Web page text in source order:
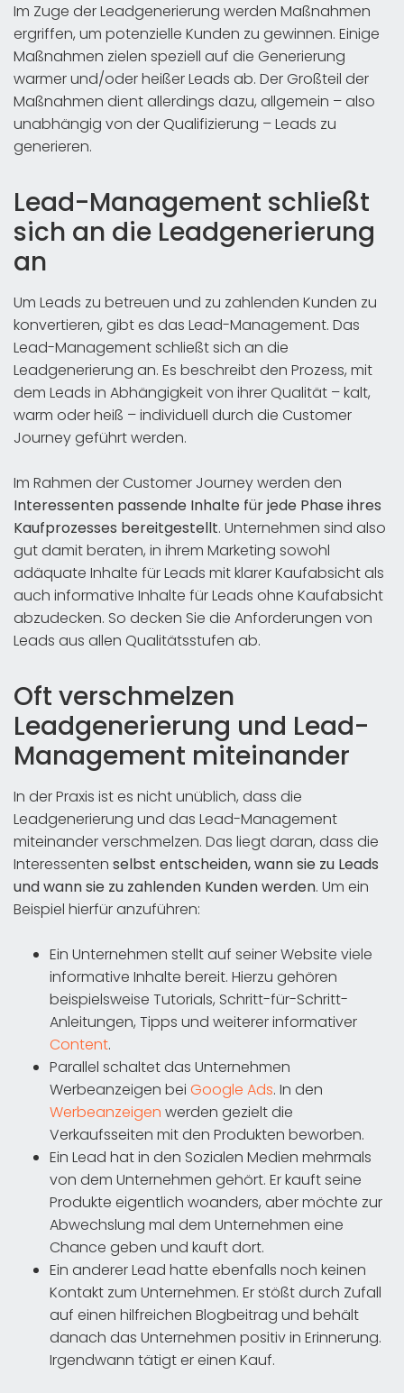
Im Zuge der Leadgenerierung werden Maßnahmen
ergriffen, um potenzielle Kunden zu gewinnen. Einige
Maßnahmen zielen speziell auf die Generierung
warmer und/oder heißer Leads ab. Der Großteil der
Maßnahmen dient allerdings dazu, allgemein – also
unabhängig von der Qualifizierung – Leads zu
generieren.
Lead-Management schließt
sich an die Leadgenerierung
an
Um Leads zu betreuen und zu zahlenden Kunden zu
konvertieren, gibt es das Lead-Management. Das
Lead-Management schließt sich an die
Leadgenerierung an. Es beschreibt den Prozess, mit
dem Leads in Abhängigkeit von ihrer Qualität – kalt,
warm oder heiß – individuell durch die Customer
Journey geführt werden.
Im Rahmen der Customer Journey werden den
Interessenten passende Inhalte für jede Phase ihres
Kaufprozesses bereitgestellt. Unternehmen sind also
gut damit beraten, in ihrem Marketing sowohl
adäquate Inhalte für Leads mit klarer Kaufabsicht als
auch informative Inhalte für Leads ohne Kaufabsicht
abzudecken. So decken Sie die Anforderungen von
Leads aus allen Qualitätsstufen ab.
Oft verschmelzen
Leadgenerierung und Lead-
Management miteinander
In der Praxis ist es nicht unüblich, dass die
Leadgenerierung und das Lead-Management
miteinander verschmelzen. Das liegt daran, dass die
Interessenten selbst entscheiden, wann sie zu Leads
und wann sie zu zahlenden Kunden werden. Um ein
Beispiel hierfür anzuführen:
Ein Unternehmen stellt auf seiner Website viele
informative Inhalte bereit. Hierzu gehören
beispielsweise Tutorials, Schritt-für-Schritt-
Anleitungen, Tipps und weiterer informativer
Content.
Parallel schaltet das Unternehmen
Werbeanzeigen bei Google Ads. In den
Werbeanzeigen werden gezielt die
Verkaufsseiten mit den Produkten beworben.
Ein Lead hat in den Sozialen Medien mehrmals
von dem Unternehmen gehört. Er kauft seine
Produkte eigentlich woanders, aber möchte zur
Abwechslung mal dem Unternehmen eine
Chance geben und kauft dort.
Ein anderer Lead hatte ebenfalls noch keinen
Kontakt zum Unternehmen. Er stößt durch Zufall
auf einen hilfreichen Blogbeitrag und behält
danach das Unternehmen positiv in Erinnerung.
Irgendwann tätigt er einen Kauf.